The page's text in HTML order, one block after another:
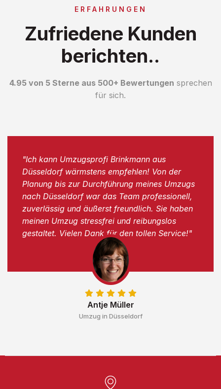
ERFAHRUNGEN
Zufriedene Kunden
berichten..
4.95 von 5 Sterne aus 500+ Bewertungen sprechen
für sich.
Antje Müller
Umzug in Düsseldorf
"Ich kann Umzugsprofi Brinkmann aus
Düsseldorf wärmstens empfehlen! Von der
Planung bis zur Durchführung meines Umzugs
nach Düsseldorf war das Team professionell,
zuverlässig und äußerst freundlich. Sie haben
meinen Umzug stressfrei und reibungslos
gestaltet. Vielen Dank für den tollen Service!"